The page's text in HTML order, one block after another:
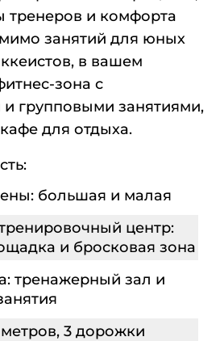
тренеров и комфорта
занятий для юных
в вашем
зона с
групповыми занятиями,
для отдыха.
большая и малая
центр:
и бросковая зона
тренажерный зал и
3 дорожки